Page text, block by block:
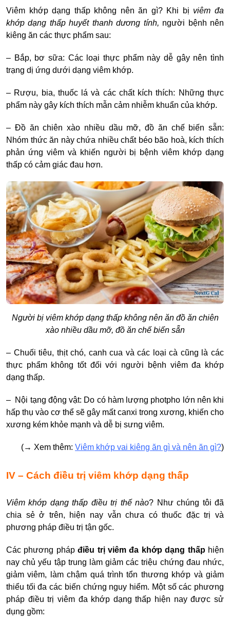
Viêm khớp dạng thấp không nên ăn gì? Khi bị viêm đa
khớp dạng thấp huyết thanh dương tính, người bệnh nên
kiêng ăn các thực phẩm sau:
– Bắp, bơ sữa: Các loại thực phẩm này dễ gây nên tình
trạng dị ứng dưới dạng viêm khớp.
– Rượu, bia, thuốc lá và các chất kích thích: Những thực
phẩm này gây kích thích mẫn cảm nhiễm khuẩn của khớp.
– Đồ ăn chiên xào nhiều dầu mỡ, đồ ăn chế biến sẵn:
Nhóm thức ăn này chứa nhiều chất béo bão hoà, kích thích
phản ứng viêm và khiến người bị bệnh viêm khớp dạng
thấp có cảm giác đau hơn.
Người bị viêm khớp dạng thấp không nên ăn đồ ăn chiên
xào nhiều dầu mỡ, đồ ăn chế biến sẵn
– Chuối tiêu, thịt chó, canh cua và các loại cà cũng là các
thực phẩm không tốt đối với người bệnh viêm đa khớp
dạng thấp.
– Nội tạng động vật: Do có hàm lượng photpho lớn nên khi
hấp thụ vào cơ thể sẽ gây mất canxi trong xương, khiến cho
xương kém khỏe mạnh và dễ bị sưng viêm.
(→ Xem thêm: Viêm khớp vai kiêng ăn gì và nên ăn gì?)
IV – Cách điều trị viêm khớp dạng thấp
Viêm khớp dạng thấp điều trị thế nào? Như chúng tôi đã
chia sẻ ở trên, hiện nay vẫn chưa có thuốc đặc trị và
phương pháp điều trị tận gốc.
Các phương phápđiều trị viêm đa khớp dạng thấphiện
nay chủ yếu tập trung làm giảm các triệu chứng đau nhức,
giảm viêm, làm chậm quá trình tổn thương khớp và giảm
thiểu tối đa các biến chứng nguy hiểm. Một số các phương
pháp điềutrị viêm đa khớp dạng thấp hiện nay được sử
dụng gồm: